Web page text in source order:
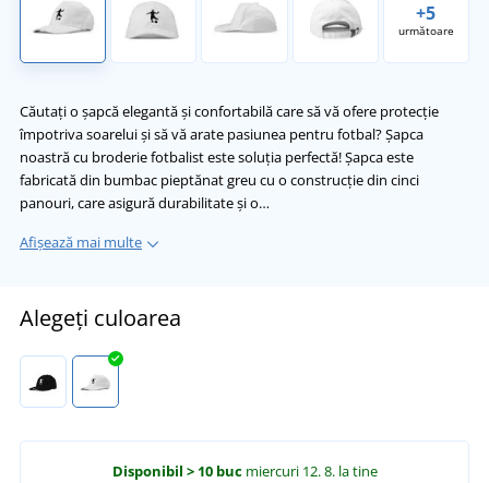
+5
următoare
Căutați o șapcă elegantă și confortabilă care să vă ofere protecție
împotriva soarelui și să vă arate pasiunea pentru fotbal? Șapca
noastră cu broderie fotbalist este soluția perfectă! Șapca este
fabricată din bumbac pieptănat greu cu o construcție din cinci
panouri, care asigură durabilitate și o…
Afișează mai multe
Alegeți culoarea
Disponibil > 10 buc miercuri 12. 8. la tine